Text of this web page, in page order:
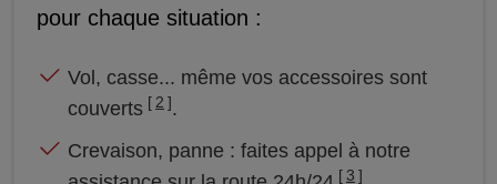
pour chaque situation :
Vol, casse... même vos accessoires sont
couverts
2 .
Crevaison, panne : faites appel à notre
3